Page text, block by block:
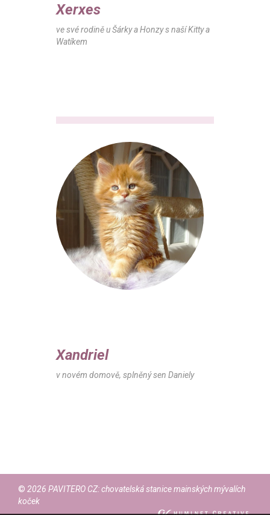
Xerxes
ve své rodině u Šárky a Honzy s naší Kitty a
Watíkem
Xandriel
v novém domově, splněný sen Daniely
© 2026 PAVITERO CZ: chovatelská stanice mainských mývalích
koček